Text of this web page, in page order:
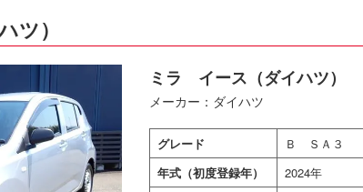
（最短14日で納車）
定プラン
動車（EV）
両
ー
ツ）
ミラ イース（ダイハツ）
メーカー：ダイハツ
グレード
Ｂ ＳＡ３
年式（初度登録年）
2024年